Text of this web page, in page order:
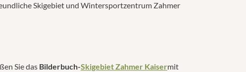
Skigebiet und Wintersportzentrum Zahmer
Sie das Bilderbuch-Skigebiet Zahmer Kaisermit